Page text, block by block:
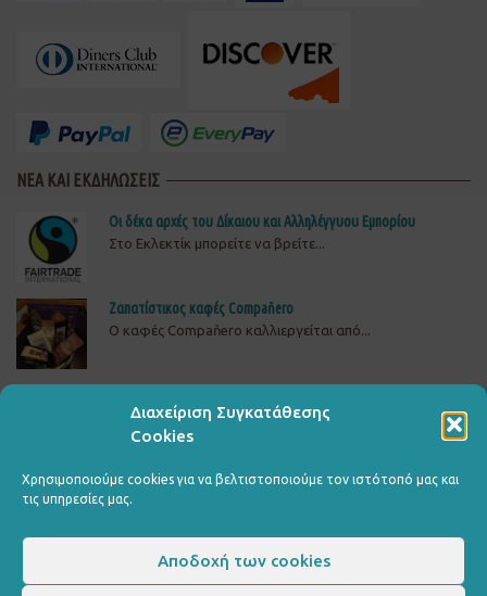
Διαχείριση Συγκατάθεσης
Cookies
Χρησιμοποιούμε cookies για να βελτιστοποιούμε τον ιστότοπό μας και
τις υπηρεσίες μας.
Αποδοχή των cookies
ΝΕΑ ΚΑΙ ΕΚΔΗΛΩΣΕΙΣ
Οι δέκα αρχές του Δίκαιου και Αλληλέγγυου Εμπορίου
Στο Εκλεκτίκ μπορείτε να βρείτε...
Ζαπατίστικος καφές Compaňero
O καφές Compaňero καλλιεργείται από...
ΔΕΙΤΕ, ΥΠΟΓΡΑΨΤΕ ΚΑΙ ΔΙΑΔΩΣΤΕΤΗΝ ΚΑΜΠΑΝΙΑ...